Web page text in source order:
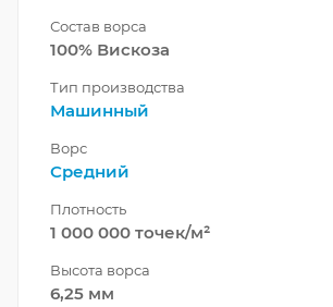
Состав ворса
100% Вискоза
Тип производства
Машинный
Ворс
Средний
Плотность
1 000 000 точек/м²
Высота ворса
6,25 мм